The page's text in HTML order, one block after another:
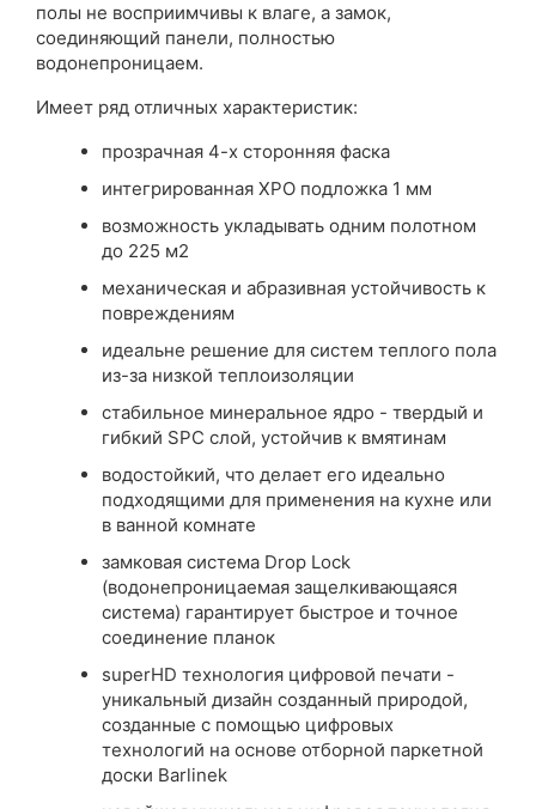
полы не восприимчивы к влаге, а замок,
соединяющий панели, полностью
водонепроницаем.
Имеет ряд отличных характеристик:
прозрачная 4-х сторонняя фаска
интегрированная XPO подложка 1 мм
возможность укладывать одним полотном
до 225 м2
механическая и абразивная устойчивость к
повреждениям
идеальне решение для систем теплого пола
из-за низкой теплоизоляции
стабильное минеральное ядро ​​- твердый и
гибкий SPC слой, устойчив к вмятинам
водостойкий, что делает его идеально
подходящими для применения на кухне или
в ванной комнате
замковая система Drop Lock
(водонепроницаемая защелкивающаяся
система) гарантирует быстрое и точное
соединение планок
superHD технология цифровой печати -
уникальный дизайн созданный природой,
созданные с помощью цифровых
технологий на основе отборной паркетной
доски Barlinek